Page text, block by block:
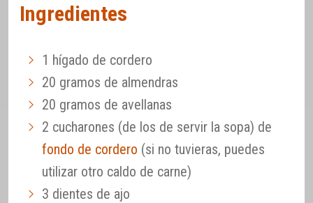
Ingredientes
1 hígado de cordero
20 gramos de almendras
20 gramos de avellanas
2 cucharones (de los de servir la sopa) de
fondo de cordero (si no tuvieras, puedes
utilizar otro caldo de carne)
3 dientes de ajo